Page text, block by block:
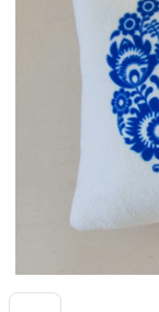
hviezdičiek.